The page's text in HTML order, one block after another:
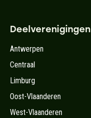
Deelverenigingen
Antwerpen
Centraal
Limburg
Oost-Vlaanderen
West-Vlaanderen